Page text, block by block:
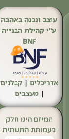
עוצב ונבנה באהבה
ע"י קהילת הבנייה
BNF
אדריכלים | קבלנים
|מעצבים
המיזם הינו חלק
מעמותת התשתית